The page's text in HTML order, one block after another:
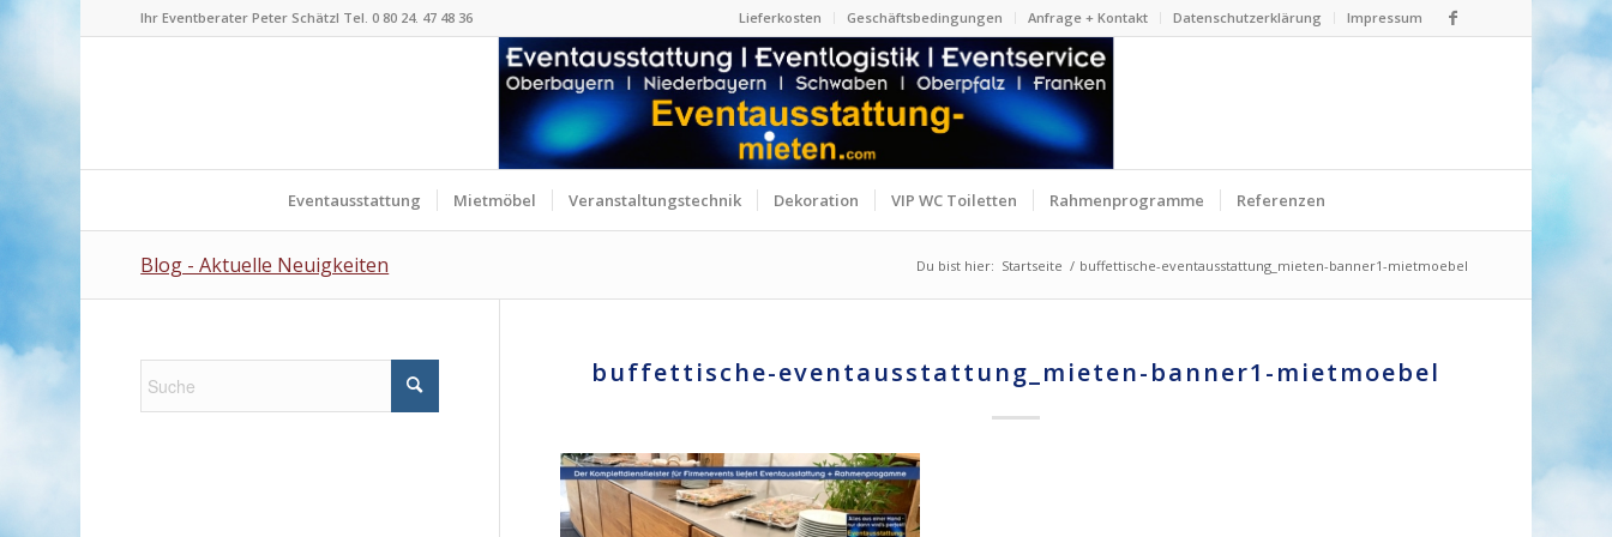
Lieferkosten Geschäftsbedingungen Anfrage + Kontakt Datenschutzerklärung Impressum
Ihr Eventberater Peter Schätzl Tel. 0 80 24. 47 48 36
Eventausstattung Mietmöbel Veranstaltungstechnik Dekoration VIP WC Toiletten Rahmenprogramme Referenzen
Blog - Aktuelle Neuigkeiten Du bist hier: Startseite / buffettische-eventausstattung_mieten-banner1-mietmoebel
buffettische-eventausstattung_mieten-banner1-mietmoebel